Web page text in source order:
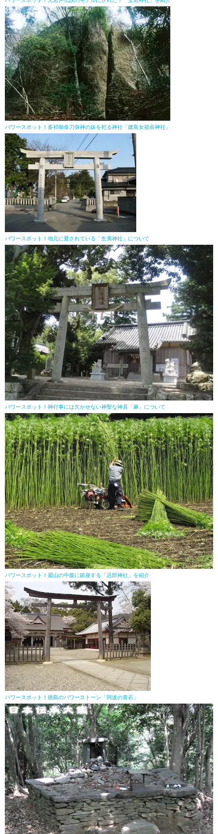
パワースポット！多祁御奈刀弥神の妹を祀る神社「建島女祖命神社」
パワースポット！地元に愛されている「生夷神社」について
パワースポット！神行事には欠かせない神聖な神具「麻」について
パワースポット！眉山の中腹に鎮座する「忌部神社」を紹介
パワースポット！徳島のパワーストーン「阿波の青石」